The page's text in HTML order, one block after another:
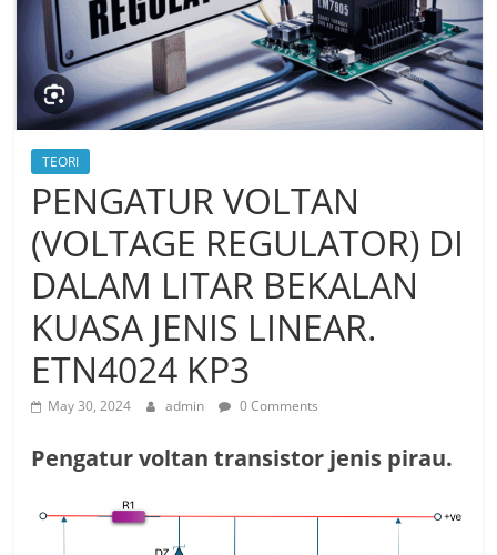
TEORI
PENGATUR VOLTAN
(VOLTAGE REGULATOR) DI
DALAM LITAR BEKALAN
KUASA JENIS LINEAR.
ETN4024 KP3
May 30, 2024 admin 0 Comments
Pengatur voltan transistor jenis pirau.